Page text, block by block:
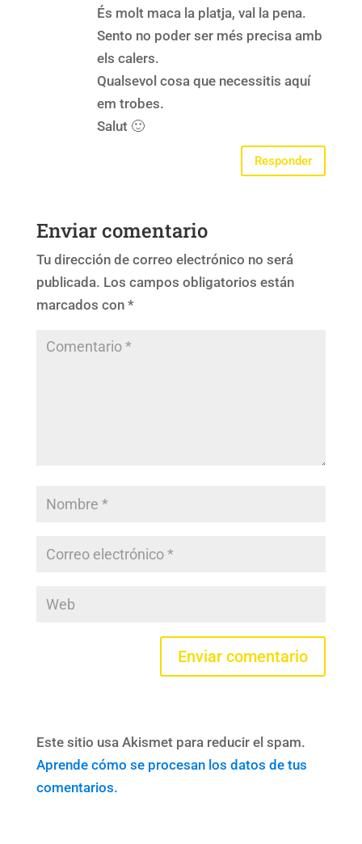
És molt maca la platja, val la pena.
Sento no poder ser més precisa amb
els calers.
Qualsevol cosa que necessitis aquí
em trobes.
Salut 🙂
Responder
Enviar comentario
Tu dirección de correo electrónico no será
publicada. Los campos obligatorios están
marcados con *
Este sitio usa Akismet para reducir el spam.
Aprende cómo se procesan los datos de tus
comentarios.